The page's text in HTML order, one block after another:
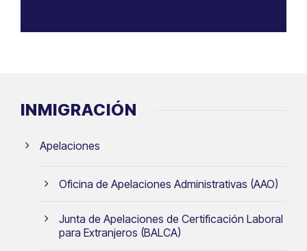
INMIGRACIÓN
Apelaciones
Oficina de Apelaciones Administrativas (AAO)
Junta de Apelaciones de Certificación Laboral
para Extranjeros (BALCA)